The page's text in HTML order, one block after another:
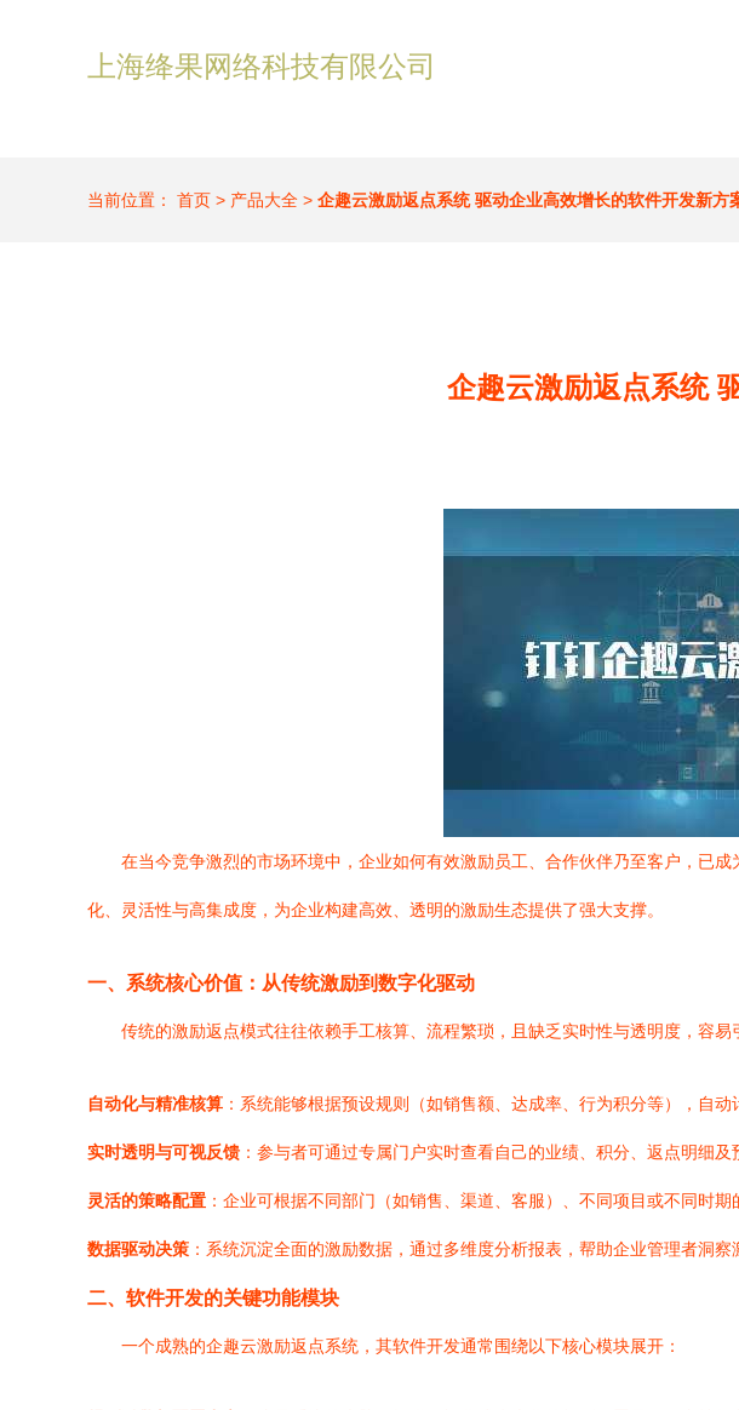
上海绛果网络科技有限公司
当前位置： 首页 > 产品大全 > 企趣云激励返点系统 驱动企业高效增长的软件开发新方
企趣云激励返点系统
在当今竞争激烈的市场环境中，企业如何有效激励员工、合作伙伴乃至客户，已
化、灵活性与高集成度，为企业构建高效、透明的激励生态提供了强大支撑。
一、系统核心价值：从传统激励到数字化驱动
传统的激励返点模式往往依赖手工核算、流程繁琐，且缺乏实时性与透明度，容
自动化与精准核算 ：系统能够根据预设规则（如销售额、达成率、行为积分等），自
实时透明与可视反馈 ：参与者可通过专属门户实时查看自己的业绩、积分、返点明细
灵活的策略配置 ：企业可根据不同部门（如销售、渠道、客服）、不同项目或不同时
数据驱动决策 ：系统沉淀全面的激励数据，通过多维度分析报表，帮助企业管理者洞
二、软件开发的关键功能模块
一个成熟的企趣云激励返点系统，其软件开发通常围绕以下核心模块展开：